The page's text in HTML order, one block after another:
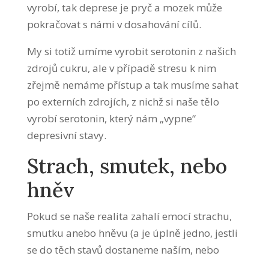
vyrobí, tak deprese je pryč a mozek může
pokračovat s námi v dosahování cílů.
My si totiž umíme vyrobit serotonin z našich
zdrojů cukru, ale v případě stresu k nim
zřejmě nemáme přístup a tak musíme sahat
po externích zdrojích, z nichž si naše tělo
vyrobí serotonin, který nám „vypne“
depresivní stavy.
Strach, smutek, nebo
hněv
Pokud se naše realita zahalí emocí strachu,
smutku anebo hněvu (a je úplně jedno, jestli
se do těch stavů dostaneme naším, nebo